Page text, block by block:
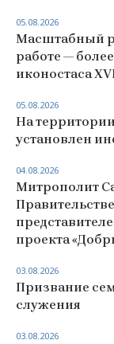
Масштабный
работе —
иконостаса
05.08.2026
На
установлен
05.08.2026
Митрополит
проекта
04.08.2026
Призвание
служения
03.08.2026
03.08.2026